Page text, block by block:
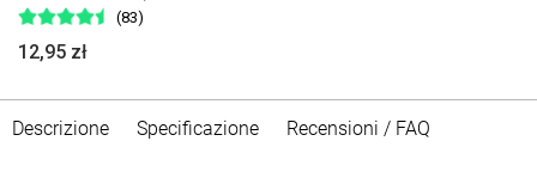
(83)
12,95 zł
Descrizione Specificazione Recensioni / FAQ